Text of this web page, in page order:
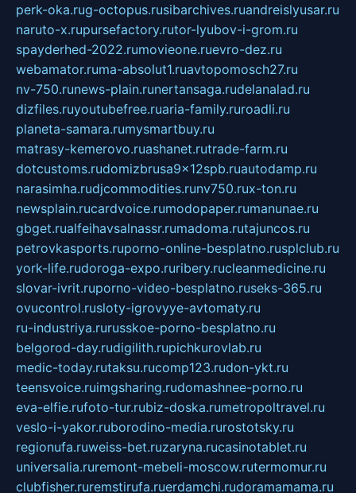
perk-oka.rug-octopus.rusibarchives.ruandreislyusar.ru
naruto-x.rupursefactory.rutor-lyubov-i-grom.ru
spayderhed-2022.rumovieone.ruevro-dez.ru
webamator.ruma-absolut1.ruavtopomosch27.ru
nv-750.runews-plain.runertansaga.rudelanalad.ru
dizfiles.ruyoutubefree.ruaria-family.ruroadli.ru
planeta-samara.rumysmartbuy.ru
matrasy-kemerovo.ruashanet.rutrade-farm.ru
dotcustoms.rudomizbrusa9x12spb.ruautodamp.ru
narasimha.rudjcommodities.runv750.rux-ton.ru
newsplain.rucardvoice.rumodopaper.rumanunae.ru
gbget.rualfeihavsalnassr.rumadoma.rutajuncos.ru
petrovkasports.ruporno-online-besplatno.rusplclub.ru
york-life.rudoroga-expo.ruribery.rucleanmedicine.ru
slovar-ivrit.ruporno-video-besplatno.ruseks-365.ru
ovucontrol.rusloty-igrovyye-avtomaty.ru
ru-industriya.rurusskoe-porno-besplatno.ru
belgorod-day.rudigilith.rupichkurovlab.ru
medic-today.rutaksu.rucomp123.rudon-ykt.ru
teensvoice.ruimgsharing.rudomashnee-porno.ru
eva-elfie.rufoto-tur.rubiz-doska.rumetropoltravel.ru
veslo-i-yakor.ruborodino-media.rurostotsky.ru
regionufa.ruweiss-bet.ruzaryna.rucasinotablet.ru
universalia.ruremont-mebeli-moscow.rutermomur.ru
clubfisher.ruremstirufa.ruerdamchi.rudoramamama.ru